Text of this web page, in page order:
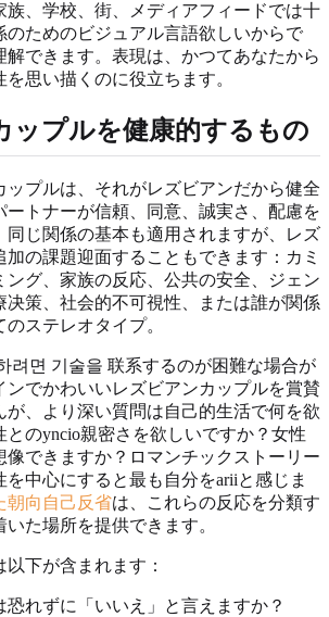
族、学校、街、メディアフィードでは十
のためのビジュアル言語欲しいからで
解できます。表現は、かつてあなたから
思い描くのに役立ちます。
ップルを健康的するもの
ップルは、それがレズビアンだから健全
ートナーが信頼、同意、誠実さ、配慮を
同じ関係の基本も適用されますが、レズ
加の課題迎面することもできます：カミ
ング、家族の反応、公共の安全、ジェン
决策、社会的不可視性、または誰が関係
ステレオタイプ。
려면 기술을 联系するのが困難な場合が
ンでかわいいレズビアンカップルを賞賛
が、より深い質問は自己的生活で何を欲
のyncio親密さを欲しいですか？女性
像できますか？ロマンチックストーリー
中心にすると最も自分をariiと感じま
朝向自己反省は、これらの反応を分類す
た場所を提供できます。
下が含まれます：
恐れずに「いいえ」と言えますか？